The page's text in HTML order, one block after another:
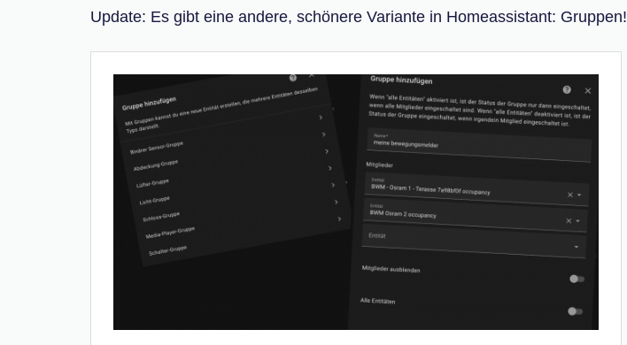
Update: Es gibt eine andere, schönere Variante in Homeassistant: Gruppen!